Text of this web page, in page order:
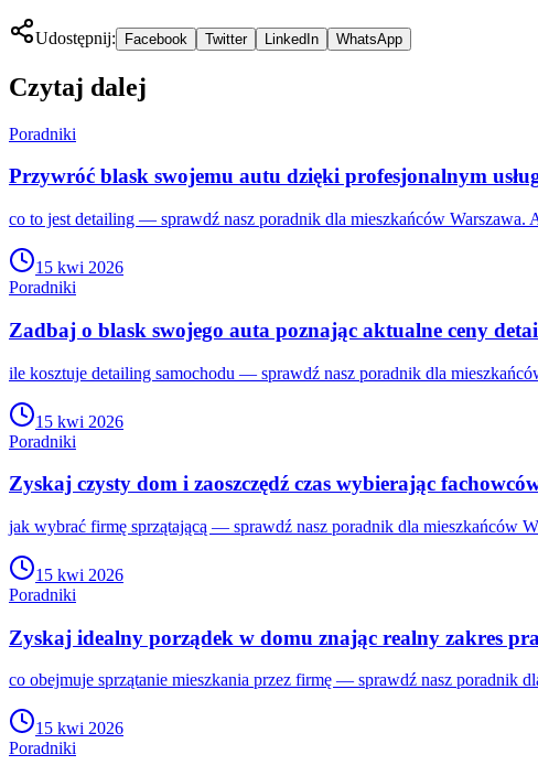
Udostępnij: Facebook Twitter LinkedIn WhatsApp
Czytaj dalej
Poradniki
Przywróć blask swojemu autu dzięki profesjonalnym
co to jest detailing — sprawdź nasz poradnik dla mieszkańców Warszawa.
15 kwi 2026
Poradniki
Zadbaj o blask swojego auta poznając aktualne ceny
ile kosztuje detailing samochodu — sprawdź nasz poradnik dla
15 kwi 2026
Poradniki
Zyskaj czysty dom i zaoszczędź czas wybierając
jak wybrać firmę sprzątającą — sprawdź nasz poradnik dla mieszkańców
15 kwi 2026
Poradniki
Zyskaj idealny porządek w domu znając realny zakres
co obejmuje sprzątanie mieszkania przez firmę — sprawdź nasz poradnik
15 kwi 2026
Poradniki